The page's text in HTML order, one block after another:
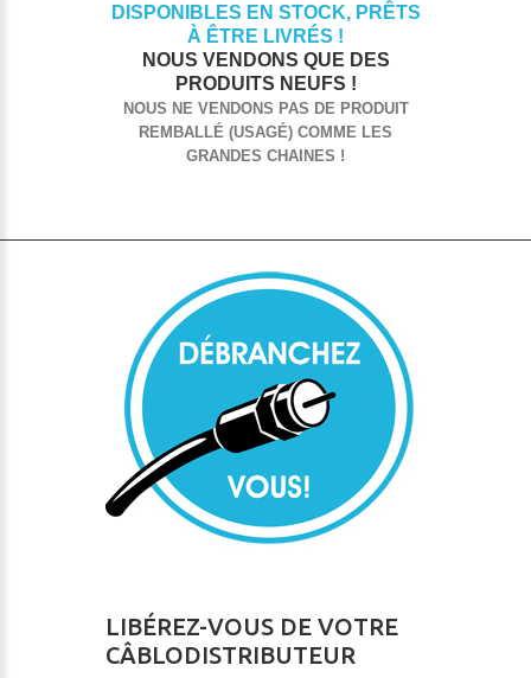
DISPONIBLES EN STOCK, PRÊTS
À ÊTRE LIVRÉS !
NOUS VENDONS QUE DES
PRODUITS NEUFS !
NOUS NE VENDONS PAS DE PRODUIT
REMBALLÉ (USAGÉ) COMME LES
GRANDES CHAINES !
LIBÉREZ-VOUS DE VOTRE
CÂBLODISTRIBUTEUR